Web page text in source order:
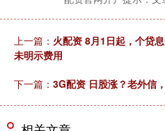
上一篇： 火配资 8月1日起，个贷
未明示费用
下一篇： 3G配资 日股涨？老外信